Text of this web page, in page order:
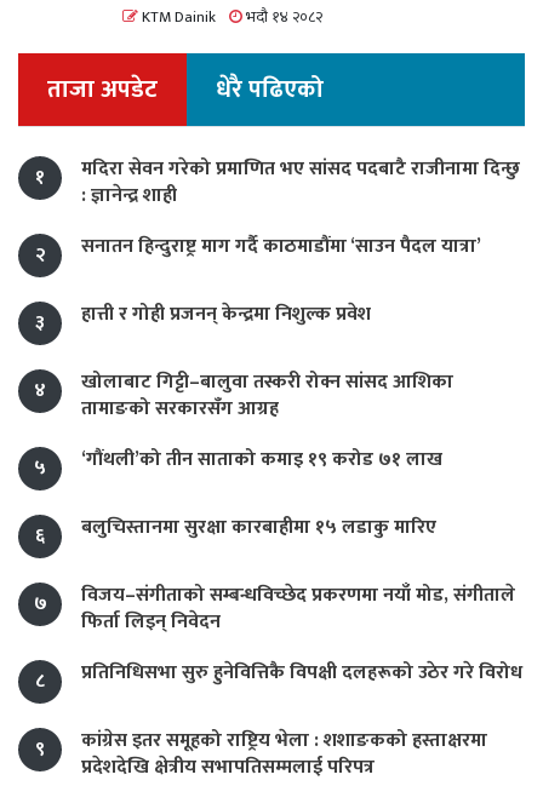
KTM Dainik भदौ १४ २०८२
ताजा अपडेट धेरै पढिएको
१
मदिरा सेवन गरेको प्रमाणित भए सांसद पदबाटै राजीनामा दिन्छु
: ज्ञानेन्द्र शाही
२
सनातन हिन्दुराष्ट्र माग गर्दै काठमाडौंमा ‘साउन पैदल यात्रा’
३ हात्ती र गोही प्रजनन् केन्द्रमा निशुल्क प्रवेश
४
खोलाबाट गिट्टी–बालुवा तस्करी रोक्न सांसद आशिका
तामाङको सरकारसँग आग्रह
५
‘गौंथली’को तीन साताको कमाइ १९ करोड ७१ लाख
६ बलुचिस्तानमा सुरक्षा कारबाहीमा १५ लडाकु मारिए
७
विजय–संगीताको सम्बन्धविच्छेद प्रकरणमा नयाँ मोड, संगीता‍ले
फिर्ता लिइन् निवेदन
८
प्रतिनिधिसभा सुरु हुनेवित्तिकै विपक्षी दलहरूको उठेर गरे विरोध
९
कांग्रेस इतर समूहको राष्ट्रिय भेला : शशाङकको हस्ताक्षरमा
प्रदेशदेखि क्षेत्रीय सभापतिसम्मलाई परिपत्र